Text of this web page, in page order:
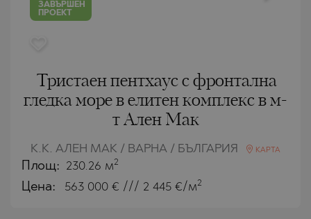
ЗАВЪРШЕН
ПРОЕКТ
Тристаен пентхаус с фронтална
гледка море в елитен комплекс в м-
т Ален Мак
К.К. АЛЕН МАК / ВАРНА / БЪЛГАРИЯ КАРТА
Площ: 230.26 м2
Цена: 563 000 € /// 2 445 €/м2